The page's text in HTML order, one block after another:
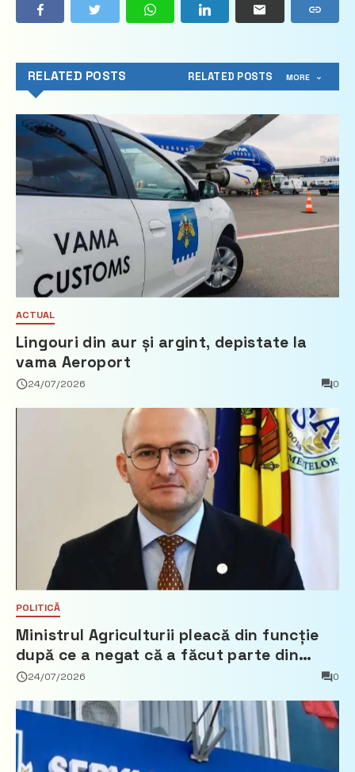
RELATED POSTS RELATED POSTS MORE
ACTUAL
Lingouri din aur și argint, depistate la
vama Aeroport
24/07/2026 0
POLITICĂ
Ministrul Agriculturii pleacă din funcție
după ce a negat că a făcut parte din
Partidul Democrat
24/07/2026 0